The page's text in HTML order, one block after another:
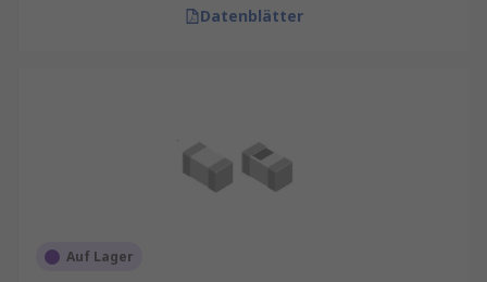
Datenblätter
Auf Lager